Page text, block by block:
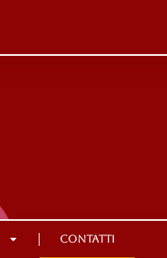
Contatti